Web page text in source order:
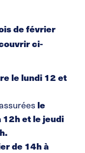
de février
ci-
lelundi 12 et
le
et le jeudi
de 14h à